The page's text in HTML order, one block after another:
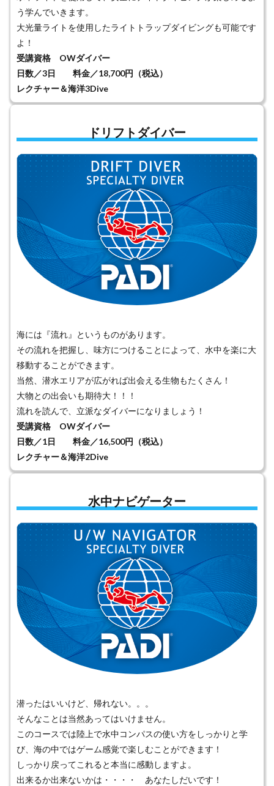
う学んでいきます。
大光量ライトを使用したライトトラップダイビングも可能です
よ！
受講資格 OWダイバー
日数／3日 料金／18,700円（税込）
レクチャー＆海洋3Dive
ドリフトダイバー
海には『流れ』というものがあります。
その流れを把握し、味方につけることによって、水中を楽に大
移動することができます。
当然、潜水エリアが広がれば出会える生物もたくさん！
大物との出会いも期待大！！！
流れを読んで、立派なダイバーになりましょう！
受講資格 OWダイバー
日数／1日 料金／16,500円（税込）
レクチャー＆海洋2Dive
水中ナビゲーター
潜ったはいいけど、帰れない。。。
そんなことは当然あってはいけません。
このコースでは陸上で水中コンパスの使い方をしっかりと学
び、海の中ではゲーム感覚で楽しむことができます！
しっかり戻ってこれると本当に感動しますよ。
出来るか出来ないかは・・・・ あなたしだいです！